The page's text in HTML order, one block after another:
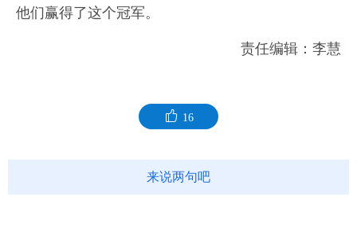
他们赢得了这个冠军。
责任编辑：李慧
16
来说两句吧